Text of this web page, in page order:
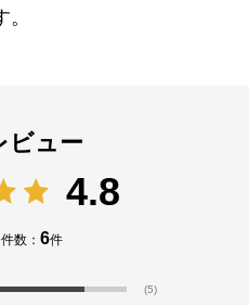
ビュー
4.8
数：6件
(5)